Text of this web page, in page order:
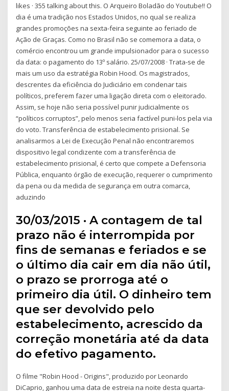
likes · 355 talking about this. O Arqueiro Boladão do Youtube!! O
dia é uma tradição nos Estados Unidos, no qual se realiza
grandes promoções na sexta-feira seguinte ao feriado de
Ação de Graças. Como no Brasil não se comemora a data, o
comércio encontrou um grande impulsionador para o sucesso
da data: o pagamento do 13º salário. 25/07/2008 · Trata-se de
mais um uso da estratégia Robin Hood. Os magistrados,
descrentes da eficiência do Judiciário em condenar tais
políticos, preferem fazer uma ligação direta com o eleitorado.
Assim, se hoje não seria possível punir judicialmente os
“políticos corruptos”, pelo menos seria factível puni-los pela via
do voto. Transferência de estabelecimento prisional. Se
analisarmos a Lei de Execução Penal não encontraremos
dispositivo legal condizente com a transferência de
estabelecimento prisional, é certo que compete a Defensoria
Pública, enquanto órgão de execução, requerer o cumprimento
da pena ou da medida de segurança em outra comarca,
aduzindo
30/03/2015 · A contagem de tal
prazo não é interrompida por
fins de semanas e feriados e se
o último dia cair em dia não útil,
o prazo se prorroga até o
primeiro dia útil. O dinheiro tem
que ser devolvido pelo
estabelecimento, acrescido da
correção monetária até da data
do efetivo pagamento.
O filme "Robin Hood - Origins", produzido por Leonardo
DiCaprio, ganhou uma data de estreia na noite desta quarta-